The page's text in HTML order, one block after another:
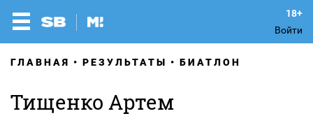
Войти
ГЛАВНАЯ РЕЗУЛЬТАТЫ БИАТЛОН
Тищенко Артем